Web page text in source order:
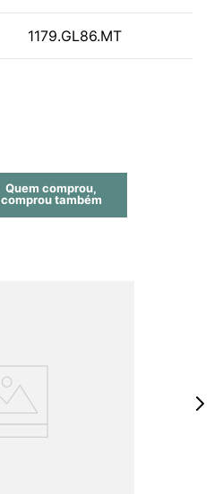
1179.GL86.MT
Quem comprou,
comprou também